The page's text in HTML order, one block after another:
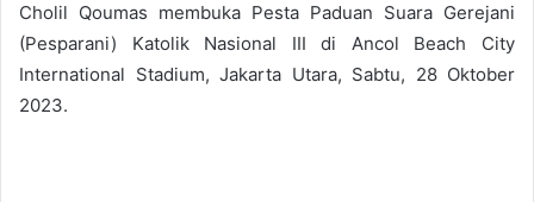
Cholil Qoumas membuka Pesta Paduan Suara Gerejani
(Pesparani) Katolik Nasional III di Ancol Beach City
International Stadium, Jakarta Utara, Sabtu, 28 Oktober
2023.